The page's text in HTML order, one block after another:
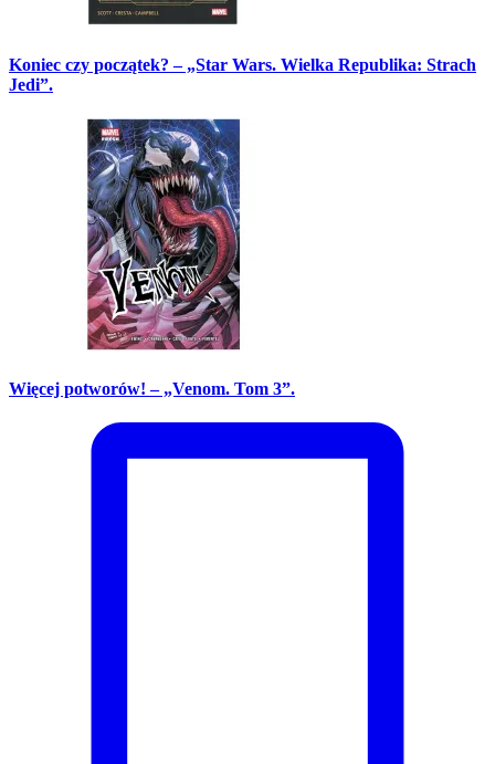
Koniec czy początek? – „Star Wars. Wielka Republika: Strach
Jedi”.
Więcej potworów! – „Venom. Tom 3”.